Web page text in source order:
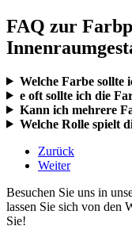
FAQ zur
Welche Farbe sollte
e oft sollte ich die
Kann ich mehrere
Welche Rolle spielt
Zurück
Weiter
Besuchen Sie uns in
lassen Sie sich von den
Sie!